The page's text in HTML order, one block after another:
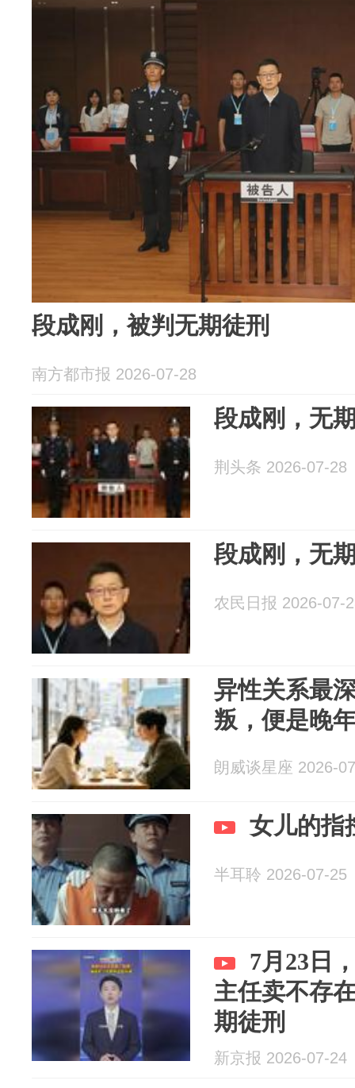
段成刚，被判无期徒刑
南方都市报 2026-07-28
段成刚，无
荆头条 2026-07-28
段成刚，无
农民日报 2026-07-
异性关系最
叛，便是晚
朗威谈星座 2026-
女儿的指
半耳聆 2026-07-25
7月23日
主任卖不存
期徒刑
新京报 2026-07-24